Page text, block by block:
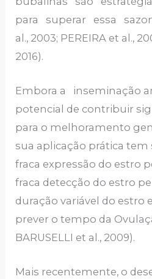
para superar essa
al., 2003; PEREIRA et al.,
2016).
Embora a inseminação
potencial de contribuir
para o melhoramento
sua aplicação prática tem
fraca expressão do estro
fraca detecção do estro
duração variável do estro
prever o tempo da
BARUSELLI et al., 2009).
Mais recentemente, o